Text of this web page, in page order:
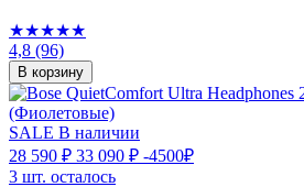
★★★★★
4,8 (96)
В корзину
SALE В наличии
28 590 ₽ 33 090 ₽ -4500₽
3 шт. осталось